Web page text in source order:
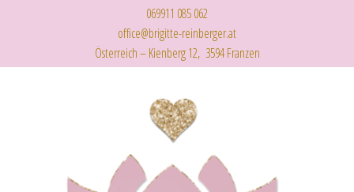
069911 085 062
office@brigitte-reinberger.at
Österreich – Kienberg 12, 3594 Franzen